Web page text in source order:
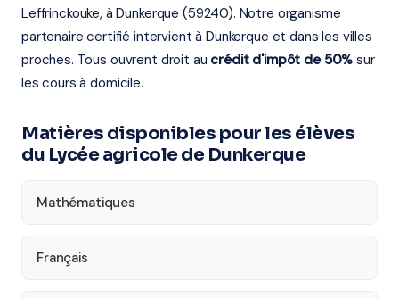
Leffrinckouke, à Dunkerque (59240). Notre organisme
partenaire certifié intervient à Dunkerque et dans les villes
proches. Tous ouvrent droit au crédit d'impôt de 50% sur
les cours à domicile.
Matières disponibles pour les élèves
du Lycée agricole de Dunkerque
Mathématiques
Français